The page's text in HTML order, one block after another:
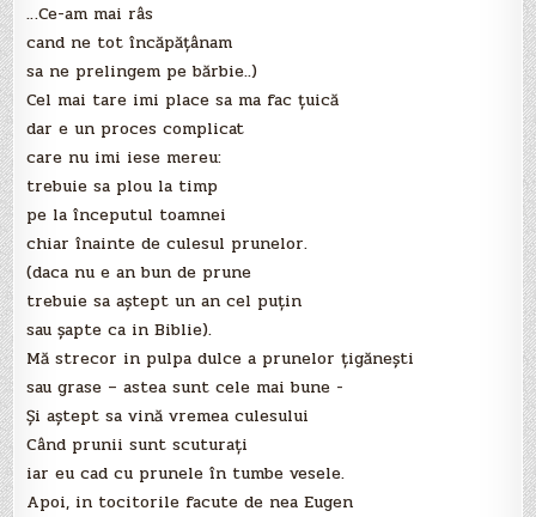
…Ce-am mai râs
cand ne tot încăpăţânam
sa ne prelingem pe bărbie..)
Cel mai tare imi place sa ma fac ţuică
dar e un proces complicat
care nu imi iese mereu:
trebuie sa plou la timp
pe la începutul toamnei
chiar înainte de culesul prunelor.
(daca nu e an bun de prune
trebuie sa aştept un an cel puţin
sau şapte ca in Biblie).
Mă strecor in pulpa dulce a prunelor ţigăneşti
sau grase – astea sunt cele mai bune -
Şi aştept sa vină vremea culesului
Când prunii sunt scuturaţi
iar eu cad cu prunele în tumbe vesele.
Apoi, in tocitorile facute de nea Eugen